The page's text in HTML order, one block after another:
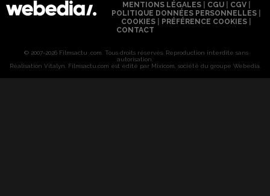
MENTIONS LÉGALES| CGU| CGV|
POLITIQUE DONNÉES PERSONNELLES
COOKIES
PRÉFÉRENCE COOKIES
CONTACT
© 2007-2026 Filmsactu .com. Tous droits réservés. Reproduction interdite sans
autorisation.
Réalisation Vitalyn . Filmsactu .com est édité par Mixicom, société du groupe Webedia.